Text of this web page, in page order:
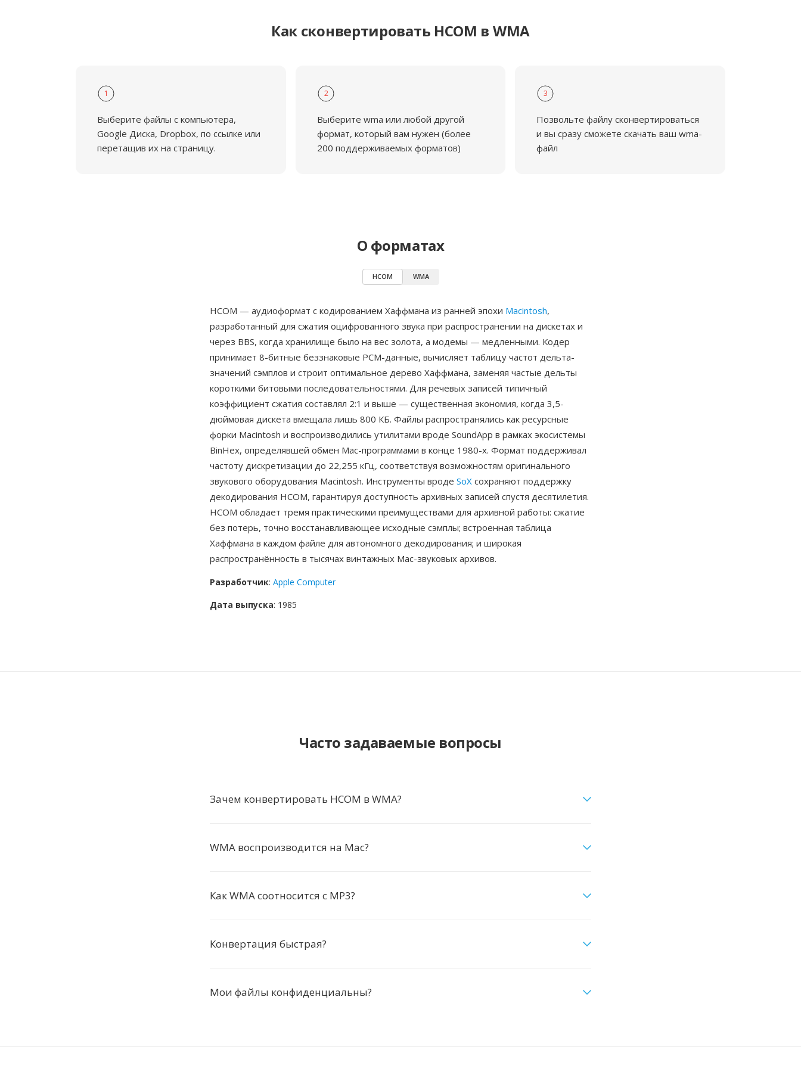
Как сконвертировать HCOM в WMA
1
Выберите файлы с компьютера,
Google Диска, Dropbox, по ссылке или
перетащив их на страницу.
2
Выберите wma или любой другой
формат, который вам нужен (более
200 поддерживаемых форматов)
3
Позвольте файлу сконвертироваться
и вы сразу сможете скачать ваш wma-
файл
О форматах
HCOM WMA
HCOM — аудиоформат с кодированием Хаффмана из ранней эпохи Macintosh,
разработанный для сжатия оцифрованного звука при распространении на дискетах и
через BBS, когда хранилище было на вес золота, а модемы — медленными. Кодер
принимает 8-битные беззнаковые PCM-данные, вычисляет таблицу частот дельта-
значений сэмплов и строит оптимальное дерево Хаффмана, заменяя частые дельты
короткими битовыми последовательностями. Для речевых записей типичный
коэффициент сжатия составлял 2:1 и выше — существенная экономия, когда 3,5-
дюймовая дискета вмещала лишь 800 КБ. Файлы распространялись как ресурсные
форки Macintosh и воспроизводились утилитами вроде SoundApp в рамках экосистемы
BinHex, определявшей обмен Mac-программами в конце 1980-х. Формат поддерживал
частоту дискретизации до 22,255 кГц, соответствуя возможностям оригинального
звукового оборудования Macintosh. Инструменты вроде SoX сохраняют поддержку
декодирования HCOM, гарантируя доступность архивных записей спустя десятилетия.
HCOM обладает тремя практическими преимуществами для архивной работы: сжатие
без потерь, точно восстанавливающее исходные сэмплы; встроенная таблица
Хаффмана в каждом файле для автономного декодирования; и широкая
распространённость в тысячах винтажных Mac-звуковых архивов.
Разработчик: Apple Computer
Дата выпуска: 1985
Часто задаваемые вопросы
Зачем конвертировать HCOM в WMA?
WMA воспроизводится на Mac?
Как WMA соотносится с MP3?
Конвертация быстрая?
Мои файлы конфиденциальны?